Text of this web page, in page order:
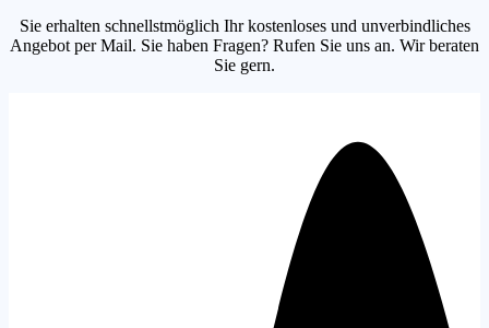
Sie erhalten schnellstmöglich Ihr kostenloses und unverbindliches
Angebot per Mail. Sie haben Fragen? Rufen Sie uns an. Wir beraten
Sie gern.